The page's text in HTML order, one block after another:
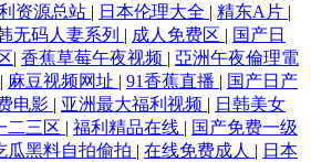
资源总站 | 日本伦理大全 | 精东A片 |
无码人妻系列 | 成人免费区 | 国产日
| 香蕉草莓午夜视频 | 亞洲午夜倫理電
| 麻豆视频网址 | 91香蕉直播 | 国产日产
电影 | 亚洲最大福利视频 | 日韩美女
二三区 | 福利精品在线 | 国产免费一级
瓜黑料自拍偷拍 | 在线免费成人 | 日本